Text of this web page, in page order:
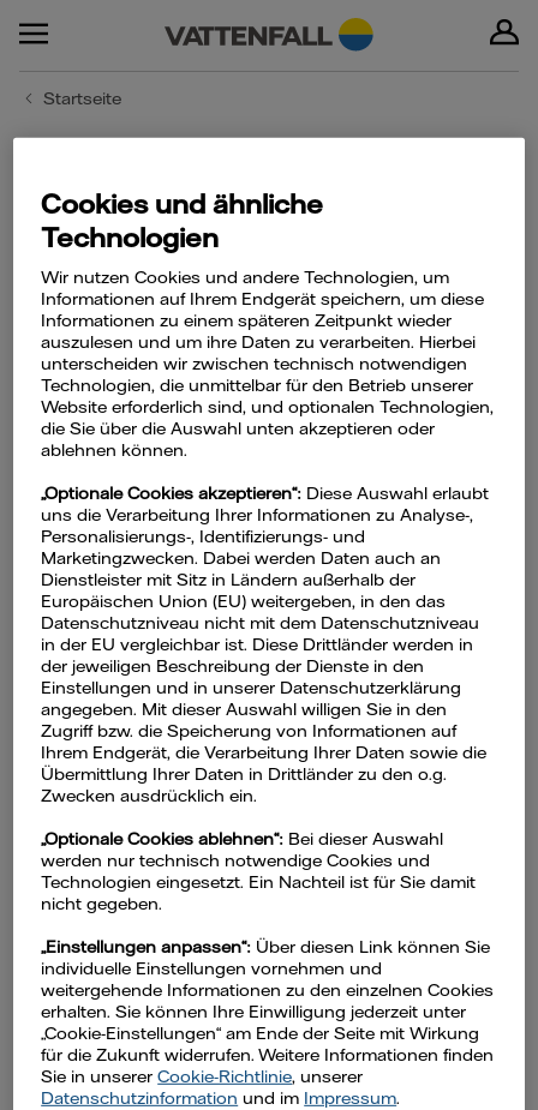
Startseite
Fragen & Antworten
Gas & Strom
Weitere Produkte
Cookies und ähnliche
Technologien
Wir nutzen Cookies und andere Technologien, um
Informationen auf Ihrem Endgerät speichern, um diese
Informationen zu einem späteren Zeitpunkt wieder
auszulesen und um ihre Daten zu verarbeiten. Hierbei
unterscheiden wir zwischen technisch notwendigen
Technologien, die unmittelbar für den Betrieb unserer
Website erforderlich sind, und optionalen Technologien,
die Sie über die Auswahl unten akzeptieren oder
ablehnen können.
„Optionale Cookies akzeptieren“: Diese Auswahl erlaubt
uns die Verarbeitung Ihrer Informationen zu Analyse-,
Personalisierungs-, Identifizierungs- und
Marketingzwecken. Dabei werden Daten auch an
Dienstleister mit Sitz in Ländern außerhalb der
Europäischen Union (EU) weitergeben, in den das
Datenschutzniveau nicht mit dem Datenschutzniveau
in der EU vergleichbar ist. Diese Drittländer werden in
der jeweiligen Beschreibung der Dienste in den
Einstellungen und in unserer Datenschutzerklärung
angegeben. Mit dieser Auswahl willigen Sie in den
Zugriff bzw. die Speicherung von Informationen auf
Ihrem Endgerät, die Verarbeitung Ihrer Daten sowie die
Übermittlung Ihrer Daten in Drittländer zu den o.g.
Zwecken ausdrücklich ein.
„Optionale Cookies ablehnen“: Bei dieser Auswahl
werden nur technisch notwendige Cookies und
Technologien eingesetzt. Ein Nachteil ist für Sie damit
nicht gegeben.
„Einstellungen anpassen“: Über diesen Link können Sie
individuelle Einstellungen vornehmen und
weitergehende Informationen zu den einzelnen Cookies
erhalten. Sie können Ihre Einwilligung jederzeit unter
„Cookie-Einstellungen“ am Ende der Seite mit Wirkung
für die Zukunft widerrufen. Weitere Informationen finden
Sie in unsererCookie-Richtlinie, unserer
Datenschutzinformation und im Impressum.